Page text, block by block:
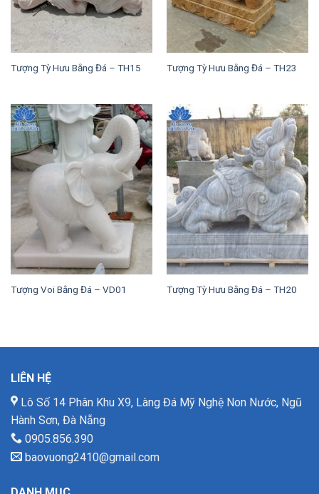
Tượng Tỳ Hưu Bằng Đá – TH15 Tượng Tỳ Hưu Bằng Đá – TH23
Tượng Voi Bằng Đá – VD01 Tượng Tỳ Hưu Bằng Đá – TH20
LIÊN HỆ
Lô Số 14 Phân Khu X9, Làng Đá Mỹ Nghệ Non Nước, Ngũ
Hành Sơn, Đà Nẵng
0905.856.390
baovuong2410@gmail.com